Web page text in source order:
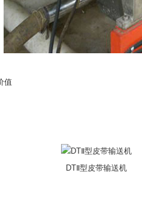
值
DTⅡ型皮带输送机